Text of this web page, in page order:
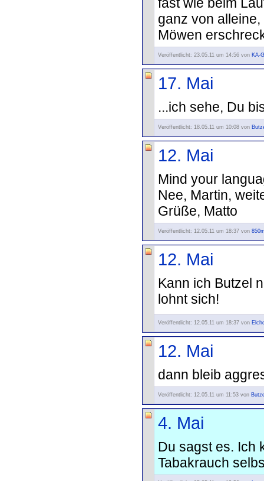
ganz von
Möwen
Veröffentlicht: 23.05.11 um 14:56 von KA-
17. Mai
...ich sehe, Du
Veröffentlicht: 18.05.11 um 10:08 von
12. Mai
Mind your
Nee, Martin,
Grüße, Matto
Veröffentlicht: 12.05.11 um 18:37 von
12. Mai
Kann ich Butzel
lohnt sich!
Veröffentlicht: 12.05.11 um 18:37 von
12. Mai
dann bleib
Veröffentlicht: 12.05.11 um 11:53 von
4. Mai
Du sagst es. Ich
Tabakrauch